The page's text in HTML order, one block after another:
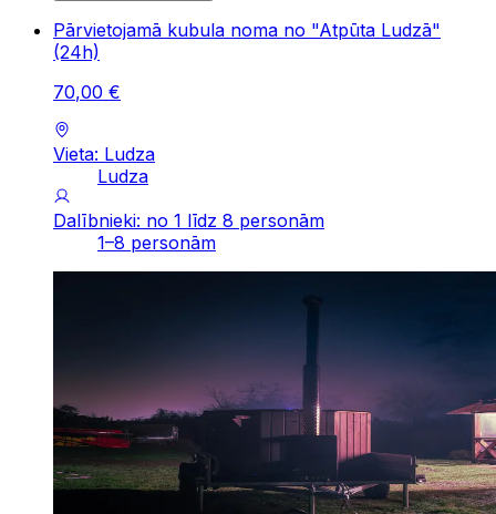
Pārvietojamā kubula noma no "Atpūta Ludzā"
(24h)
70,00 €
Vieta: Ludza
Ludza
Dalībnieki: no 1 līdz 8 personām
1–8 personām